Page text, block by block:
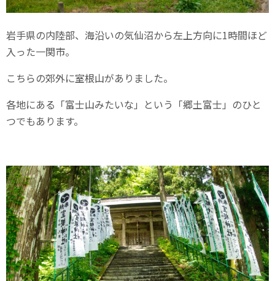
岩手県の内陸部、海沿いの気仙沼から左上方向に1時間ほど
入った一関市。
こちらの郊外に室根山がありました。
各地にある「富士山みたいな」という「郷土富士」のひと
つでもあります。